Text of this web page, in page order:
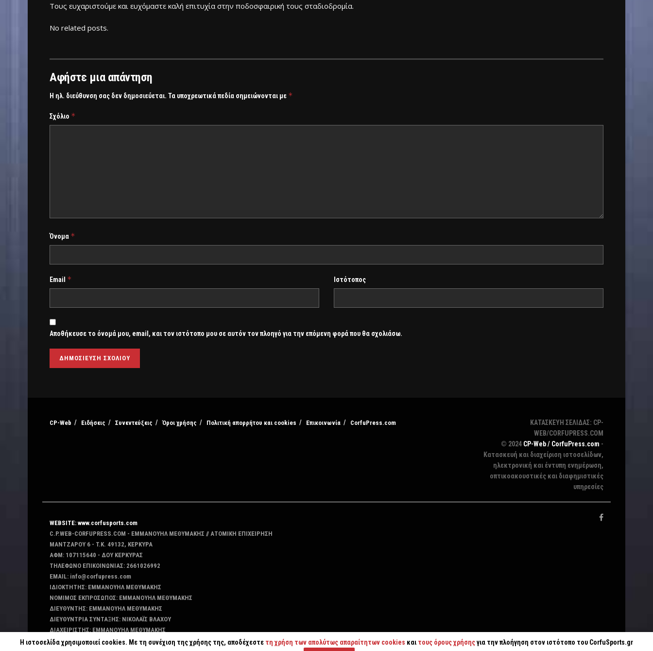
Τους ευχαριστούμε και ευχόμαστε καλή επιτυχία στην ποδοσφαιρική τους σταδιοδρομία.
No related posts.
Αφήστε μια απάντηση
Η ηλ. διεύθυνση σας δεν δημοσιεύεται. Τα υποχρεωτικά πεδία σημειώνονται με *
Σχόλιο *
Όνομα *
Email * Ιστότοπος
Αποθήκευσε το όνομά μου, email, και τον ιστότοπο μου σε αυτόν τον πλοηγό για την επόμενη φορά που θα σχολιάσω.
CP-Web Ειδήσεις Συνεντεύξεις Όροι χρήσης Πολιτική απορρήτου και cookies Επικοινωνία CorfuPress.com
ΚΑΤΑΣΚΕΥΗ ΣΕΛΙΔΑΣ: CP-
WEB/CORFUPRESS.COM
© 2024 CP-Web / CorfuPress.com -
Κατασκευή και διαχείριση ιστοσελίδων,
ηλεκτρονική και έντυπη ενημέρωση,
οπτικοακουστικές και διαφημιστικές
υπηρεσίες
WEBSITE: www.corfusports.com
C.P.WEB-CORFUPRESS.COM - ΕΜΜΑΝΟΥΗΛ ΜΕΘΥΜΑΚΗΣ // ΑΤΟΜΙΚΗ ΕΠΙΧΕΙΡΗΣΗ
MANTZAΡΟΥ 6 - T.K. 49132, ΚΕΡΚΥΡΑ
ΑΦΜ: 107115640 - ΔΟΥ ΚΕΡΚΥΡΑΣ
ΤΗΛΕΦΩΝΟ ΕΠΙΚΟΙΝΩΝΙΑΣ: 2661026992
EMAIL: info@corfupress.com
ΙΔΙΟΚΤΗΤΗΣ: EMMANOYΗΛ ΜΕΘΥΜΑΚΗΣ
ΝΟΜΙΜΟΣ ΕΚΠΡΟΣΩΠΟΣ: EMMANOYΗΛ ΜΕΘΥΜΑΚΗΣ
ΔΙΕΥΘΥΝΤΗΣ: EMMANOYΗΛ ΜΕΘΥΜΑΚΗΣ
ΔΙΕΥΘΥΝΤΡΙΑ ΣΥΝΤΑΞΗΣ: ΝΙΚΟΛΑΪΣ ΒΛΑΧΟΥ
ΔΙΑΧΕΙΡΙΣΤΗΣ: EMMANOYΗΛ ΜΕΘΥΜΑΚΗΣ
ΔΙΚΑΙΟΥΧΟΣ DOMAIN: ΕΜΜΑΝΟΥΗΛ ΜΕΘΥΜΑΚΗΣ
Η ιστοσελίδα χρησιμοποιεί cookies. Με τη συνέχιση της χρήσης της, αποδέχεστε τη χρήση των απολύτως απαραίτητων cookies και τους όρους χρήσηςγια την πλοήγηση στον ιστότοπο του CorfuSports.gr